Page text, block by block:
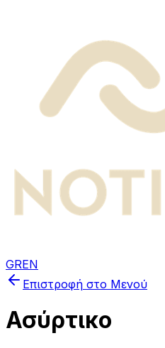
GREN
Επιστροφή στο Μενού
Ασύρτικο